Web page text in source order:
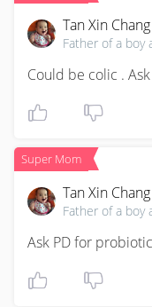
Tan Xin Chang
Father of a boy
Could be colic .
Super Mom
Tan Xin Chang
Father of a boy
Ask PD for